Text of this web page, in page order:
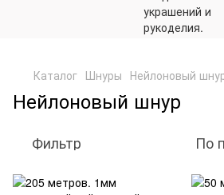
Каталог Шнуры Нейлоновый
Нейлоновый шнур
Фильтр По